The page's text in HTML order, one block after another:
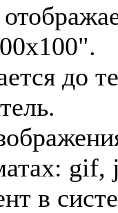
до
gif,
в